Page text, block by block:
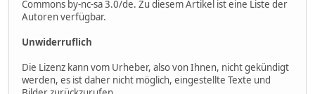
Commons by-nc-sa 3.0/de. Zu diesem Artikel ist eine Liste der
Autoren verfügbar.
Unwiderruflich
Die Lizenz kann vom Urheber, also von Ihnen, nicht gekündigt
werden, es ist daher nicht möglich, eingestellte Texte und